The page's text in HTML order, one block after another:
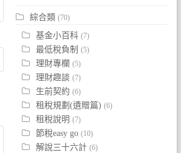
綜合類 (70)
基金小百科 (7)
最低稅負制 (5)
理財專欄 (5)
理財趣談 (7)
生前契約 (6)
租稅規劃(遺贈篇) (6)
租稅說明 (7)
節稅easy go (10)
解說三十六計 (6)